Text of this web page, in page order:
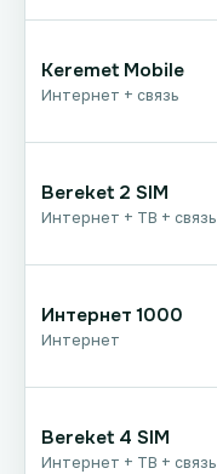
Keremet Mobile
Интернет + связь
Bereket 2 SIM
Интернет + ТВ + связь
Интернет 1000
Интернет
Bereket 4 SIM
Интернет + ТВ + связь